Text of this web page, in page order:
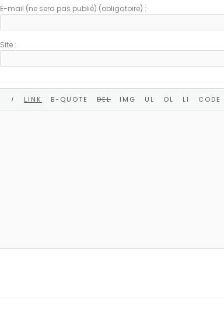
E-mail (ne sera pas publié) (obligatoire) :
Site :